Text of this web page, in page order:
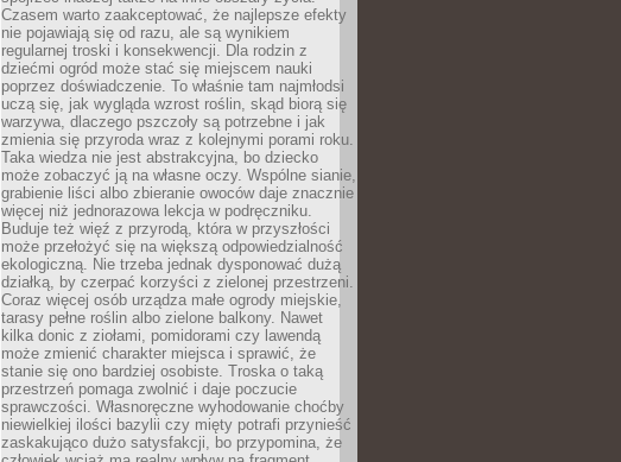
Czasem warto zaakceptować, że najlepsze efekty
nie pojawiają się od razu, ale są wynikiem
regularnej troski i konsekwencji. Dla rodzin z
dziećmi ogród może stać się miejscem nauki
poprzez doświadczenie. To właśnie tam najmłodsi
uczą się, jak wygląda wzrost roślin, skąd biorą się
warzywa, dlaczego pszczoły są potrzebne i jak
zmienia się przyroda wraz z kolejnymi porami roku.
Taka wiedza nie jest abstrakcyjna, bo dziecko
może zobaczyć ją na własne oczy. Wspólne sianie,
grabienie liści albo zbieranie owoców daje znacznie
więcej niż jednorazowa lekcja w podręczniku.
Buduje też więź z przyrodą, która w przyszłości
może przełożyć się na większą odpowiedzialność
ekologiczną. Nie trzeba jednak dysponować dużą
działką, by czerpać korzyści z zielonej przestrzeni.
Coraz więcej osób urządza małe ogrody miejskie,
tarasy pełne roślin albo zielone balkony. Nawet
kilka donic z ziołami, pomidorami czy lawendą
może zmienić charakter miejsca i sprawić, że
stanie się ono bardziej osobiste. Troska o taką
przestrzeń pomaga zwolnić i daje poczucie
sprawczości. Własnoręczne wyhodowanie choćby
niewielkiej ilości bazylii czy mięty potrafi przynieść
zaskakująco dużo satysfakcji, bo przypomina, że